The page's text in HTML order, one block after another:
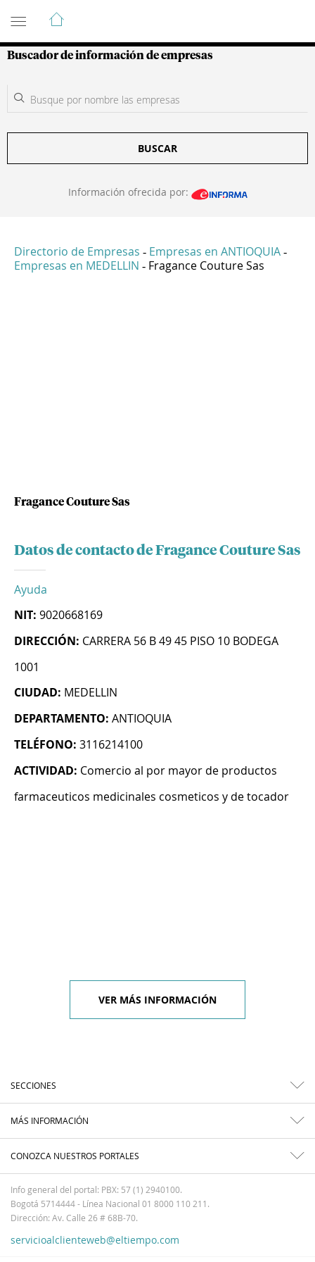
Guía de Empresas Colombianas
Buscador de información de empresas
BUSCAR
Información ofrecida por:
Directorio de Empresas - Empresas en ANTIOQUIA -
Empresas en MEDELLIN - Fragance Couture Sas
Fragance Couture Sas
Datos de contacto de Fragance Couture Sas
Ayuda
NIT: 9020668169
DIRECCIÓN: CARRERA 56 B 49 45 PISO 10 BODEGA
1001
CIUDAD: MEDELLIN
DEPARTAMENTO: ANTIOQUIA
TELÉFONO: 3116214100
ACTIVIDAD: Comercio al por mayor de productos
farmaceuticos medicinales cosmeticos y de tocador
VER MÁS INFORMACIÓN
SECCIONES
MÁS INFORMACIÓN
CONOZCA NUESTROS PORTALES
Info general del portal: PBX: 57 (1) 2940100.
Bogotá 5714444 - Línea Nacional 01 8000 110 211.
Dirección: Av. Calle 26 # 68B-70.
servicioalclienteweb@eltiempo.com